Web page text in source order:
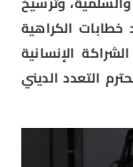
خطابات الكراهية
الإنسانية
التعدد الديني